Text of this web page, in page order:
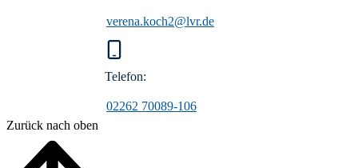
verena.koch2@lvr.de
Telefon:
02262 70089-106
Zurück nach oben